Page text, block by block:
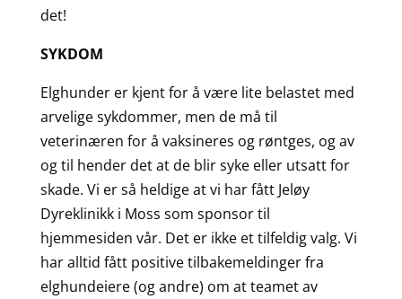
det!
SYKDOM
Elghunder er kjent for å være lite belastet med
arvelige sykdommer, men de må til
veterinæren for å vaksineres og røntges, og av
og til hender det at de blir syke eller utsatt for
skade. Vi er så heldige at vi har fått Jeløy
Dyreklinikk i Moss som sponsor til
hjemmesiden vår. Det er ikke et tilfeldig valg. Vi
har alltid fått positive tilbakemeldinger fra
elghundeiere (og andre) om at teamet av